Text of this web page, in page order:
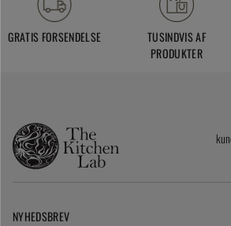
GRATIS FORSENDELSE
TUSINDVIS AF
PRODUKTER
NYHEDSBREV